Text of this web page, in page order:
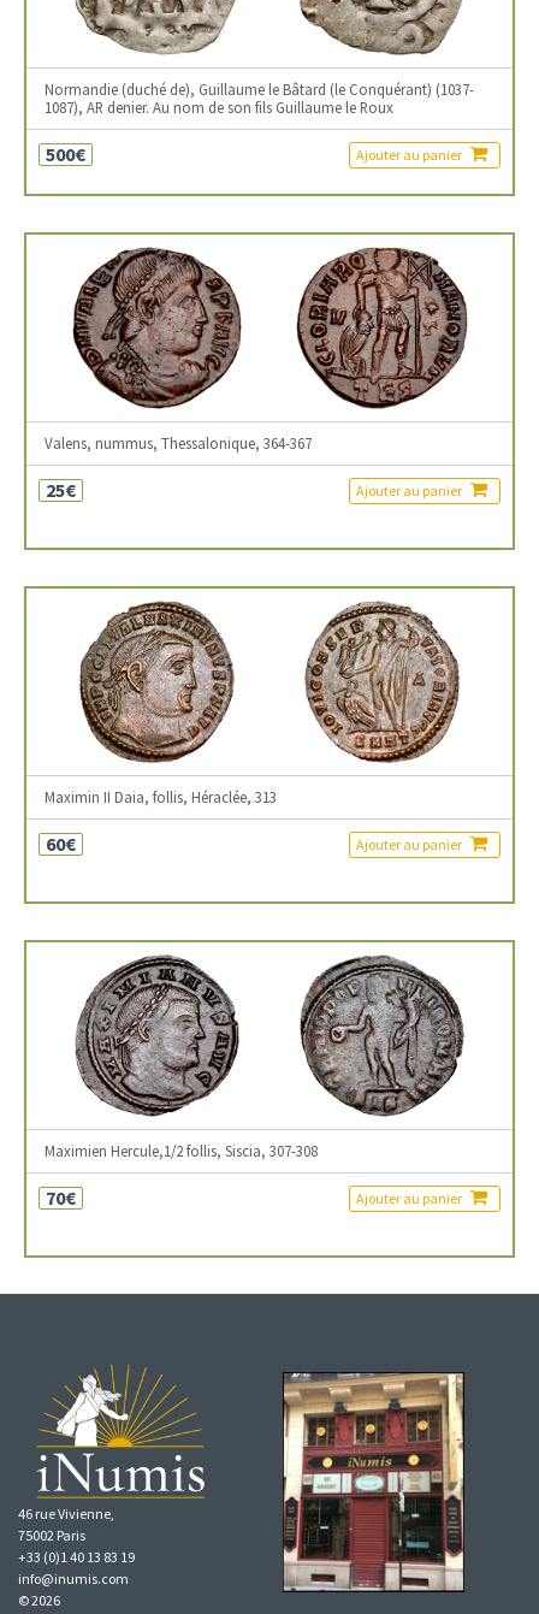
Normandie (duché de), Guillaume le Bâtard (le Conquérant) (1037-
1087), AR denier. Au nom de son fils Guillaume le Roux
500€ Ajouter au panier
Valens, nummus, Thessalonique, 364-367
25€ Ajouter au panier
Maximin II Daia, follis, Héraclée, 313
60€ Ajouter au panier
Maximien Hercule,1/2 follis, Siscia, 307-308
70€ Ajouter au panier
46 rue Vivienne,
75002 Paris
+33 (0)1 40 13 83 19
info@inumis.com
© 2026